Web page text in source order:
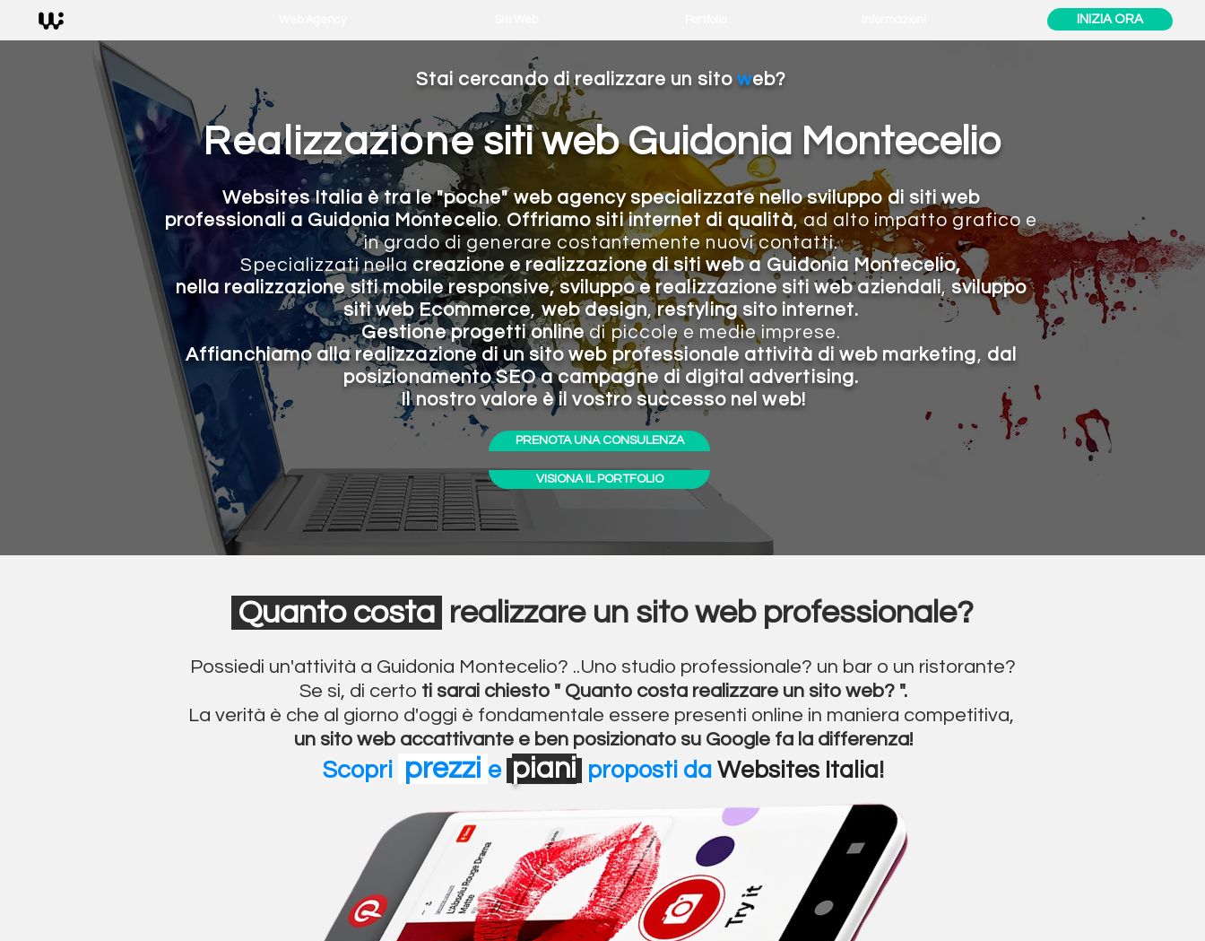
INIZIA ORA
Stai cercando di realizzare un sito web?
Realizzazionesiti web Guidonia Montecelio
Websites Italia è tra le "poche" web agency specializzate nello sviluppo di siti web
professionali a Guidonia Montecelio. Offriamo siti internet di qualità, ad alto impatto grafico e
in grado di generare costantemente nuovi contatti.
Specializzati nella creazione erealizzazione di sitiweb a Guidonia Montecelio,
nella realizzazione siti mobile responsive, sviluppo e realizzazione siti web aziendali, sviluppo
siti web Ecommerce, web design,restyling sito internet.
Gestione progetti onlinedi piccole e medie imprese.
Affianchiamo alla realizzazione di un sito web professionale attività di web marketing, dal
posizionamento SEO a campagne di digital advertising.
Il nostro valore è il vostro successo nel web!
PRENOTA UNA CONSULENZA
VISIONA IL PORTFOLIO
Quanto costa realizzare un sitoweb professionale?
Possiedi un'attività a Guidonia Montecelio? ..Uno studio professionale? un bar o un ristorante?
Se si, di certo ti sarai chiesto " Quanto costa realizzare un sito web? ".
La verità è che al giorno d'oggi è fondamentale essere presenti online in maniera competitiva,
un sito web accattivante e ben posizionato su Google fa la differenza!
Scopri prezzi e piani proposti da Websites Italia!